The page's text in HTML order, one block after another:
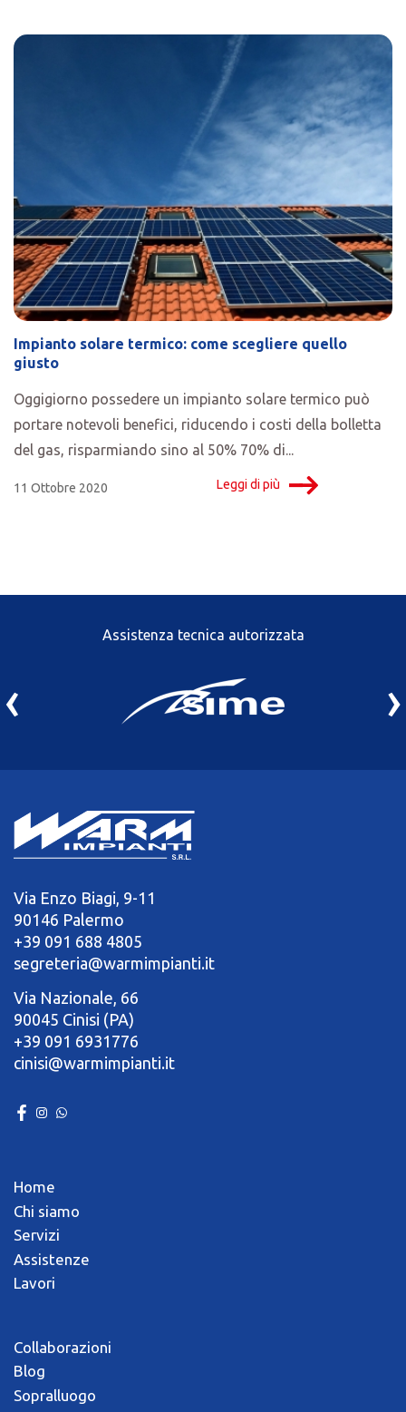
Impianto solare termico: come scegliere quello
giusto
Oggigiorno possedere un impianto solare termico può
portare notevoli benefici, riducendo i costi della bolletta
del gas, risparmiando sino al 50% 70% di...
11 Ottobre 2020 Leggi di più
Assistenza tecnica autorizzata
‹ ›
Via Enzo Biagi, 9-11
90146 Palermo
+39 091 688 4805
segreteria@warmimpianti.it
Via Nazionale, 66
90045 Cinisi (PA)
+39 091 6931776
cinisi@warmimpianti.it
Home
Chi siamo
Servizi
Assistenze
Lavori
Collaborazioni
Blog
Sopralluogo